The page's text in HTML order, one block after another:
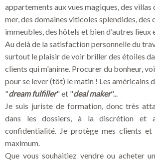
appartements aux vues magiques, des villas
mer, des domaines viticoles splendides, des
immeubles, des hôtels et bien d'autres lieux
Au delà de la satisfaction personnelle du
surtout le plaisir de voir briller des étoiles
clients qui m'anime. Procurer du bonheur,
pour se lever (tôt) le matin ! Les américains
"dream fulfiller" et "deal maker"...
Je suis juriste de formation, donc très
dans les dossiers, à la discrétion et
confidentialité. Je protège mes clients
maximum.
Que vous souhaitiez vendre ou acheter